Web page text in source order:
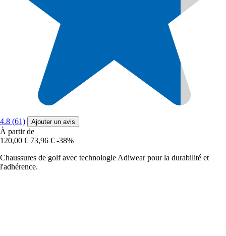
4.8 (61) Ajouter un avis
À partir de
120,00 € 73,96 € -38%
Chaussures de golf avec technologie Adiwear pour la durabilité et
l'adhérence.